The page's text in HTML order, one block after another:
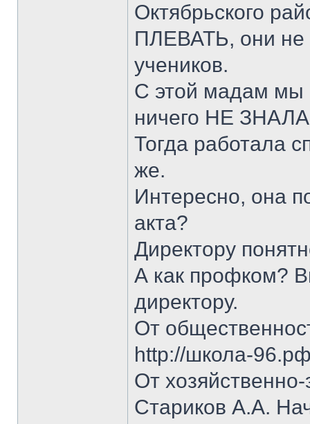
Октябрьского
ПЛЕВАТЬ, они не
учеников.
С этой мадам мы
ничего НЕ
Тогда работала
же.
Интересно, она
акта?
Директору
А как профком?
директору.
От
http://школа-
От
Стариков А.А.